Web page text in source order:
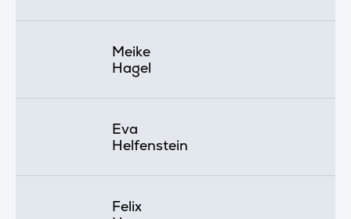
Meike
Hagel
Eva
Helfenstein
Felix